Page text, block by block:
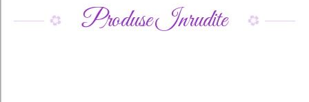
Produse Inrudite